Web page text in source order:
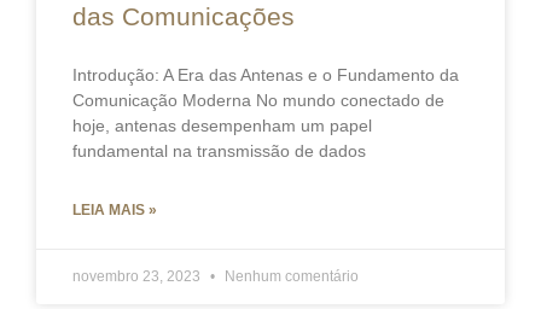
das Comunicações
Introdução: A Era das Antenas e o Fundamento da
Comunicação Moderna No mundo conectado de
hoje, antenas desempenham um papel
fundamental na transmissão de dados
LEIA MAIS »
novembro 23, 2023 Nenhum comentário